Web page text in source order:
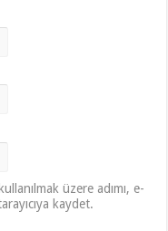
üzere adımı, e-
kaydet.